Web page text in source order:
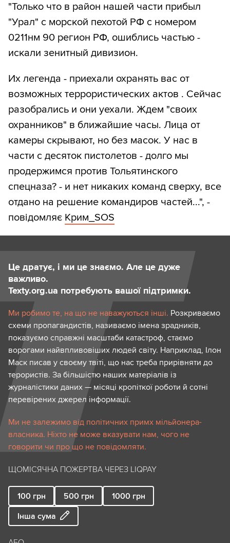
"Только что в район нашей части прибыл
"Урал" с морской пехотой РФ с номером
0211нм 90 регион РФ, ошиблись частью -
искали зенитный дивизион.
Их легенда - приехали охранять вас от
возможных террористических актов . Сейчас
разобрались и они уехали. Ждем "своих
охранников" в ближайшие часы. Лица от
камеры скрывают, но без масок. У нас в
части с десяток пистолетов - долго мы
продержимся против Тольятинского
спецназа? - и нет никаких команд сверху, все
отдано на решение командиров частей...", -
повідомляє Крим_SOS
Це дратує, і ми це знаємо. Але це дуже
важливо.
Texty.org.ua потребують вашої підтримки.
Ми робимо те, на що не наважуються інші. Розкриваємо
схеми пропагандистів, називаємо імена зрадників,
показуємо справжні масштаби катастроф, стаємо
ворогами найвпливовіших людей світу. Наприклад, Ілон
Маск писав у своєму твіті, що нас треба прирівняти до
терористів. За більшістю наших матеріалів із
журналістики даних — місяці кропіткої роботи й сотні
перевірених джерел інформації.
Ми не залежимо від політичних примх мільйонера-
власника. Ніхто не може вказувати нам, чого не
говорити чи про що не повідомляти.
ЩОМІСЯЧНА ПОЖЕРТВА ЧЕРЕЗ LIQPAY
100 грн 500 грн 1000 грн
Інша сума